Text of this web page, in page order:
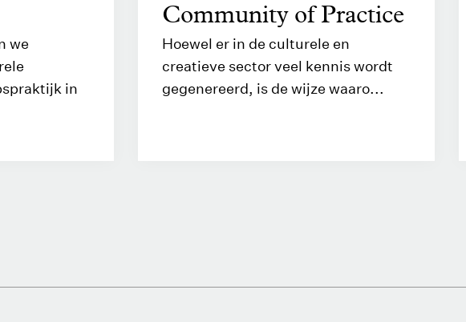
we
in
Community of Practice
Hoewel er in de culturele en
creatieve sector veel kennis wordt
gegenereerd, is de wijze waaro...